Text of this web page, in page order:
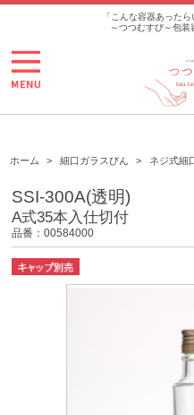
>
「こんな容器あった
～つつむすび～包
ホーム > 細口ガラスびん > ネジ式細
SSI-300A(透明)
A式35本入仕切付
品番：00584000